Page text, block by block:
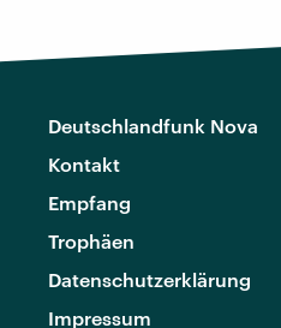
Deutschlandfunk Nova
Kontakt
Empfang
Trophäen
Datenschutzerklärung
Impressum